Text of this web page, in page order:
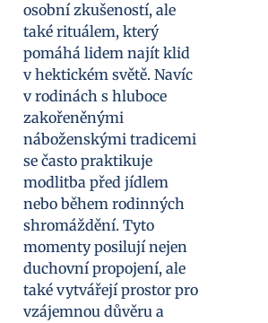
osobní zkušeností, ale
také rituálem, který
pomáhá lidem najít klid
v hektickém světě. Navíc
v rodinách s hluboce
zakořeněnými
náboženskými tradicemi
se často praktikuje
modlitba před jídlem
nebo během rodinných
shromáždění. Tyto
momenty posilují nejen
duchovní propojení, ale
také vytvářejí prostor pro
vzájemnou důvěru a